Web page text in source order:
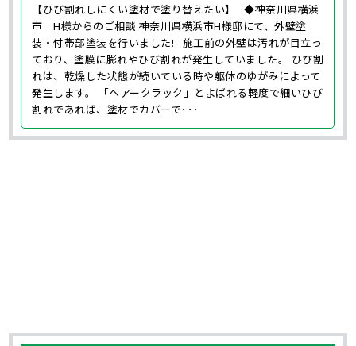
【ひび割れしにくい塗材で塗り替えたい】 ◆神奈川県横浜
市 H様からのご相談 神奈川県横浜市H様邸にて、外壁塗
装・付帯部塗装を行いました! 施工前の外壁は汚れが目立っ
ており、塗膜に膨れやひび割れが発生していました。 ひび割
れは、乾燥した状態が続いている時や躯体のゆがみによって
発生します。 「ヘアークラック」とよばれる軽度で細いひび
割れであれば、塗材でカバーで･･･